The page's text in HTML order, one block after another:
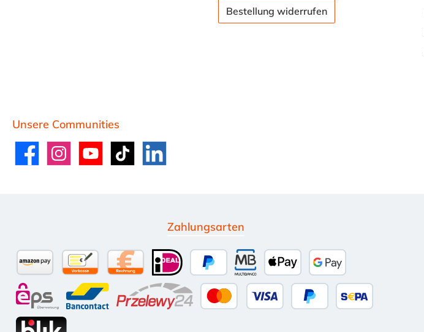
Bestellung widerrufen
Unsere Communities
FacebookInstagramYouTube TikTok LinkedIn
Zahlungsarten
PayPal
Kauf auf Rechnung (10 Tage Netto)
iDEAL MultibancoApple PayGoogle Pay
eps
Amazon PayVorkasse per Überweisung